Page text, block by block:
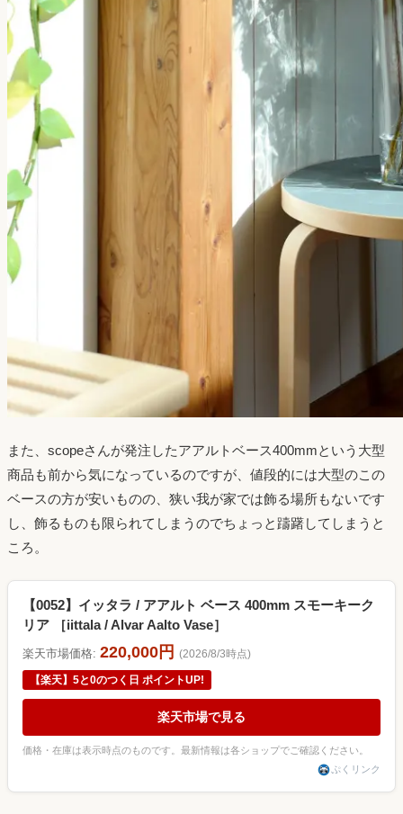
また、scopeさんが発注したアアルトベース400mmという大型
商品も前から気になっているのですが、値段的には大型のこの
ベースの方が安いものの、狭い我が家では飾る場所もないです
し、飾るものも限られてしまうのでちょっと躊躇してしまうと
ころ。
【0052】イッタラ / アアルト ベース 400mm スモーキーク
リア ［iittala / Alvar Aalto Vase］
楽天市場価格: 220,000円 (2026/8/3時点)
【楽天】5と0のつく日 ポイントUP!
楽天市場で見る
価格・在庫は表示時点のものです。最新情報は各ショップでご確認ください。
ぷくリンク